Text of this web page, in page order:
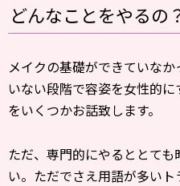
どんなことをやるの
メイクの基礎ができていな
いない段階で容姿を女性的
をいくつかお話致します。
ただ、専門的にやるととて
い。ただでさえ用語が多い